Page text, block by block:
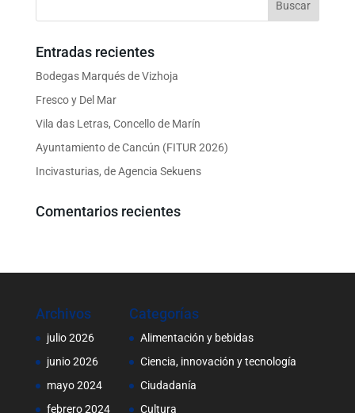
Entradas recientes
Bodegas Marqués de Vizhoja
Fresco y Del Mar
Vila das Letras, Concello de Marín
Ayuntamiento de Cancún (FITUR 2026)
Incivasturias, de Agencia Sekuens
Comentarios recientes
Archivos
julio 2026
junio 2026
mayo 2024
febrero 2024
Categorías
Alimentación y bebidas
Ciencia, innovación y tecnología
Ciudadanía
Cultura